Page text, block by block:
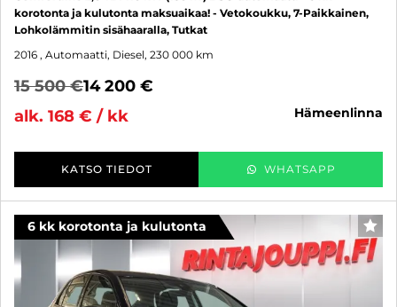
korotonta ja kulutonta maksuaikaa! - Vetokoukku, 7-Paikkainen,
Lohkolämmitin sisähaaralla, Tutkat
2016 , Automaatti, Diesel, 230 000 km
15 500 €14 200 €
alk. 168 € / kk
hämeenlinna
KATSO TIEDOT WHATSAPP
6 kk korotonta ja kulutonta